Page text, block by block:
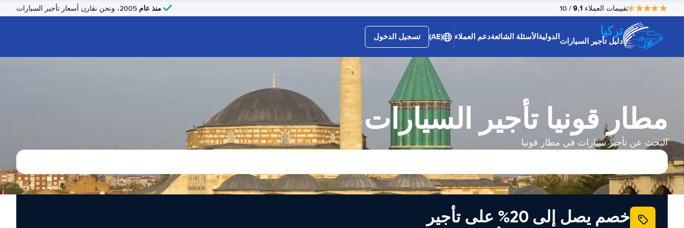
تقييمات العملاء 9.1
/ 10 منذ عام
تركيا
دليل تأجير السياراتالدوليةالأسئلة الشائعةدعم العملاء (AE) تسجيل الدخول
مطار قونيا تأجير السيارات
البحث عن تأجير سيارات في مطار قونيا
خصم يصل إلى 20% على تأجير